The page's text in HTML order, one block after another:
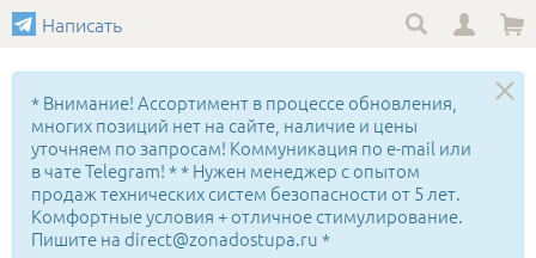
Написать
* Внимание! Ассортимент в процессе обновления,
многих позиций нет на сайте, наличие и цены
уточняем по запросам! Коммуникация по e-mail или
в чате Telegram! * * Нужен менеджер с опытом
продаж технических систем безопасности от 5 лет.
Комфортные условия + отличное стимулирование.
Пишите на direct@zonadostupa.ru *